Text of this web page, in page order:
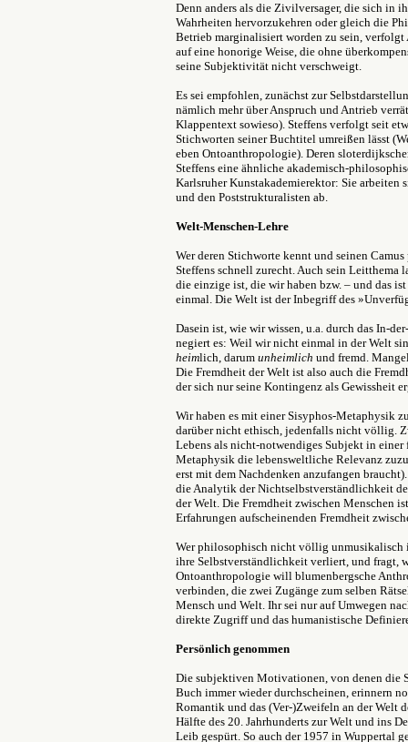
Denn anders als die Zivilversager, die sich in
Wahrheiten hervorzukehren oder gleich die
Betrieb marginalisiert worden zu sein, verfolgt
auf eine honorige Weise, die ohne
seine Subjektivität nicht verschweigt.
Es sei empfohlen, zunächst zur
nämlich mehr über Anspruch und Antrieb
Klappentext sowieso). Steffens verfolgt seit
Stichworten seiner Buchtitel umreißen lässt
eben Ontoanthropologie). Deren
Steffens eine ähnliche akademisch-
Karlsruher Kunstakademierektor: Sie
und den Poststrukturalisten ab.
Welt-Menschen-Lehre
Wer deren Stichworte kennt und seinen
Steffens schnell zurecht. Auch sein Leitthema
die einzige ist, die wir haben bzw. – und das ist
einmal. Die Welt ist der Inbegriff des
Dasein ist, wie wir wissen, u.a. durch das In-
negiert es: Weil wir nicht einmal in der Welt
heimlich, darum unheimlich und fremd.
Die Fremdheit der Welt ist also auch die
der sich nur seine Kontingenz als Gewissheit
Wir haben es mit einer Sisyphos-Metaphysik
darüber nicht ethisch, jedenfalls nicht völlig.
Lebens als nicht-notwendiges Subjekt in einer
Metaphysik die lebensweltliche Relevanz
erst mit dem Nachdenken anzufangen
die Analytik der Nichtselbstverständlichkeit
der Welt. Die Fremdheit zwischen Menschen
Erfahrungen aufscheinenden Fremdheit
Wer philosophisch nicht völlig unmusikalisch
ihre Selbstverständlichkeit verliert, und fragt,
Ontoanthropologie will blumenbergsche
verbinden, die zwei Zugänge zum selben
Mensch und Welt. Ihr sei nur auf Umwegen
direkte Zugriff und das humanistische
Persönlich genommen
Die subjektiven Motivationen, von denen die
Buch immer wieder durchscheinen, erinnern
Romantik und das (Ver-)Zweifeln an der Welt
Hälfte des 20. Jahrhunderts zur Welt und ins
Leib gespürt. So auch der 1957 in Wuppertal